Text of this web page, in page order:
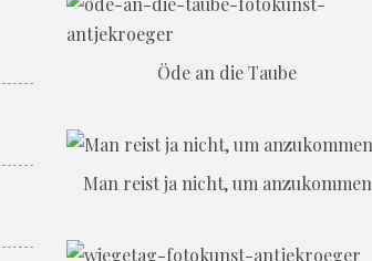
Öde an die Taube
Man reist ja nicht, um anzukommen